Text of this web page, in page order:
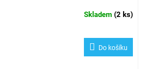
Skladem (2 ks)
Do košíku